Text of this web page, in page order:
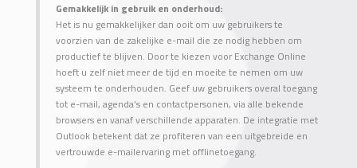
Gemakkelijk in gebruik en onderhoud:
Het is nu gemakkelijker dan ooit om uw gebruikers te
voorzien van de zakelijke e-mail die ze nodig hebben om
productief te blijven. Door te kiezen voor Exchange Online
hoeft u zelf niet meer de tijd en moeite te nemen om uw
systeem te onderhouden. Geef uw gebruikers overal toegang
tot e-mail, agenda’s en contactpersonen, via alle bekende
browsers en vanaf verschillende apparaten. De integratie met
Outlook betekent dat ze profiteren van een uitgebreide en
vertrouwde e-mailervaring met offlinetoegang.